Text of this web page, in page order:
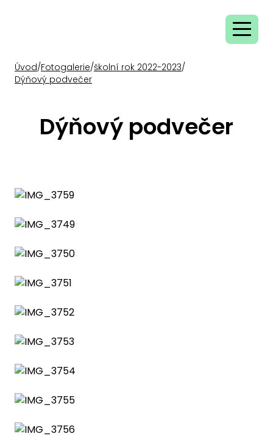
Úvod/Fotogalerie/školní rok 2022-2023/
Dýňový podvečer
Dýňový podvečer